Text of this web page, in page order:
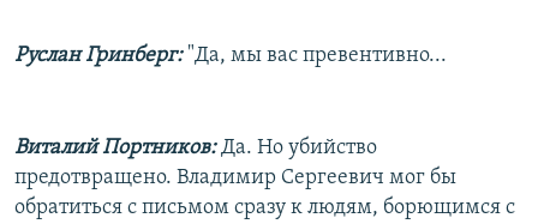
Руслан Гринберг:"Да, мы вас превентивно...
Виталий Портников:Да. Но убийство
предотвращено. Владимир Сергеевич мог бы
обратиться с письмом сразу к людям, борющимся с